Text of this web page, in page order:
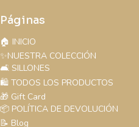
Páginas
🏠 INICIO
✨NUESTRA COLECCIÓN
🛋️ SILLONES
🛍️ TODOS LOS PRODUCTOS
🎁 Gift Card
📦 POLÍTICA DE DEVOLUCIÓN
📝 Blog